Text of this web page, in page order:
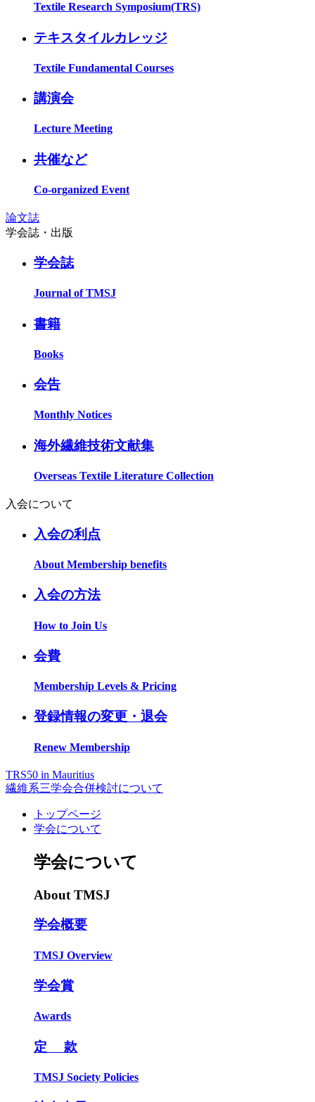
Textile Research Symposium(TRS)
テキスタイルカレッジ
Textile Fundamental Courses
講演会
Lecture Meeting
共催など
Co-organized Event
論文誌
学会誌・出版
学会誌
Journal of TMSJ
書籍
Books
会告
Monthly Notices
海外繊維技術文献集
Overseas Textile Literature Collection
入会について
入会の利点
About Membership benefits
入会の方法
How to Join Us
会費
Membership Levels & Pricing
登録情報の変更・退会
Renew Membership
TRS50 in Mauritius
繊維系三学会合併検討について
トップページ
学会について
学会について
About TMSJ
学会概要
TMSJ Overview
学会賞
Awards
定 款
TMSJ Society Policies